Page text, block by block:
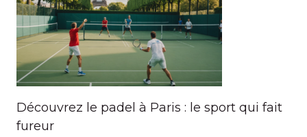
Découvrez le padel à Paris : le sport qui fait
fureur